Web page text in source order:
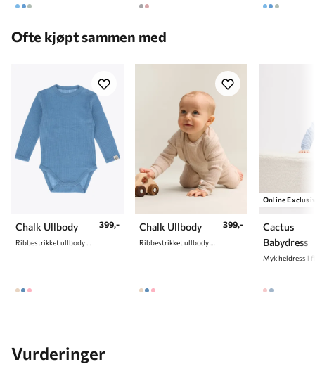
7 år 122 cm
134 cm
10 år 140 cm
Ofte kjøpt sammen med
Chalk Ullbody
Ribbestrikket ullbody i ullblanding
399,- Chalk Ullbody
Ribbestrikket ullbody i ullblanding
399,-
Online
Cactus
Babydress
Myk heldress i
Vurderinger